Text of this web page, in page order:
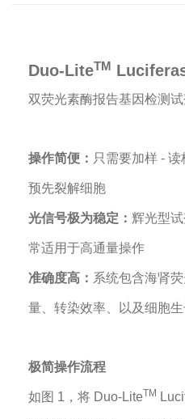
Duo-LiteTM
双荧光素酶报告基因检测
操作简便： 只需要加样 -
预先裂解细胞
光信号极为稳定： 辉光型
常适用于高通量操作
准确度高： 系统包含海肾
量、转染效率、以及细胞
极简操作流程
如图 1，将 Duo-LiteTM